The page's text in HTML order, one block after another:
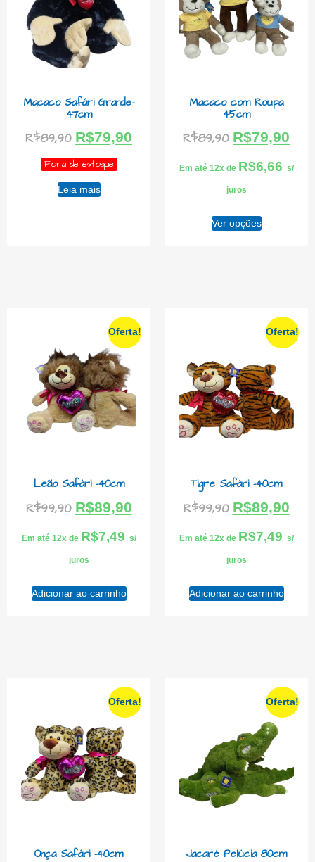
Macaco Safári Grande-
47cm
R$89,90 R$79,90
Fora de estoque
Leia mais
Macaco com Roupa
45cm
R$89,90 R$79,90
Em até 12x de R$6,66 s/
juros
Ver opções
Oferta!
Leão Safári -40cm
R$99,90 R$89,90
Em até 12x de R$7,49 s/
juros
Adicionar ao carrinho
Oferta!
Tigre Safári -40cm
R$99,90 R$89,90
Em até 12x de R$7,49 s/
juros
Adicionar ao carrinho
Oferta!
Onça Safári -40cm
Oferta!
Jacaré Pelúcia 80cm